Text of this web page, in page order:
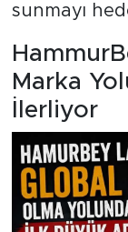
sunmayı
Marka
İlerliyor